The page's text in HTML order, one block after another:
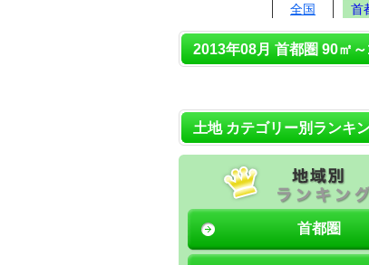
全国 首
2013年08月 首都圏 90㎡
土地 カテゴリー別ランキ
首都圏